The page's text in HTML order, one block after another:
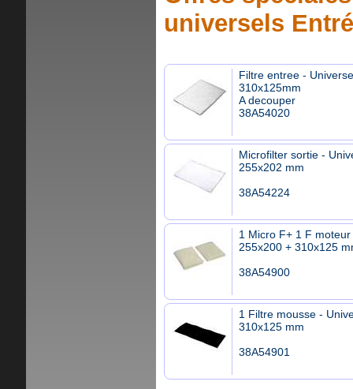
universels
Filtre entree -
310x125mm
A decouper
38A54020
Microfilter sortie -
255x202 mm
38A54224
1 Micro F+ 1 F
255x200 + 310x125
38A54900
1 Filtre mousse -
310x125 mm
38A54901